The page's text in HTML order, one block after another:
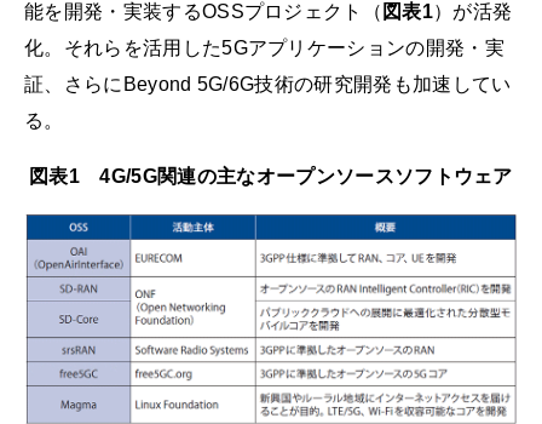
能を開発・実装するOSSプロジェクト（ 図表1）が活発
化。それらを活用した5Gアプリケーションの開発・実
証、さらにBeyond 5G/6G技術の研究開発も加速してい
る。
図表1 4G/5G関連の主なオープンソースソフトウェア